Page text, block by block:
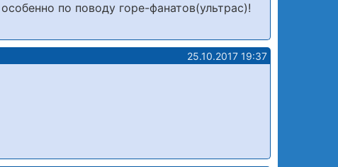
по поводу горе-фанатов(ультрас)!
25.10.2017 19:37